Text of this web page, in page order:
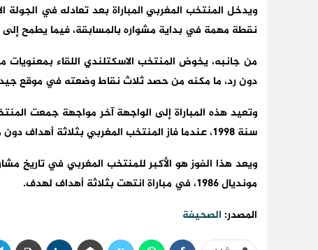
ويدخل المنتخب المغربي المباراة بعد تعادله في الجولة
نقطة مهمة في بداية مشواره بالمسابقة، فيما يطمح
من جانبه، يخوض المنتخب الاسكتلندي اللقاء
دون رد، ما مكنه من حصد ثلاث نقاط وضعته في موقع
وتعيد هذه المباراة إلى الواجهة آخر مواجهة جمعت
سنة 1998، عندما فاز المنتخب المغربي بثلاثة أهداف دون مقابل في الجولة الأخيرة من دور المجموعات.
ويعد هذا الفوز هو الأكبر للمنتخب المغربي في تاريخ
مونديال 1986، في مباراة انتهت بثلاثة أهداف لهدف.
المصدر: الصحيفة